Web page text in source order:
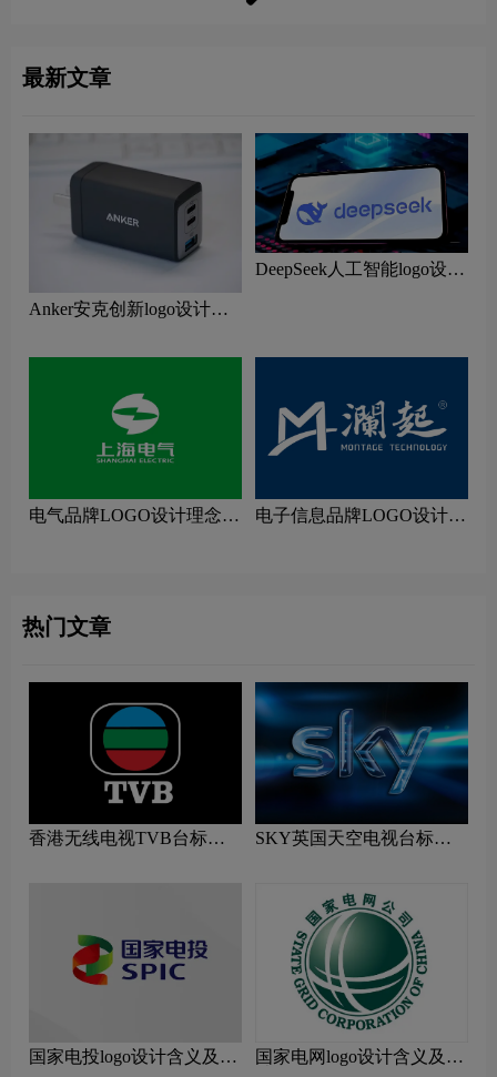
最新文章
Anker安克创新logo设计含
DeepSeek人工智能logo设计
电气品牌LOGO设计理念解
电子信息品牌LOGO设计理
热门文章
香港无线电视TVB台标志
SKY英国天空电视台标志
国家电投logo设计含义及设
国家电网logo设计含义及设